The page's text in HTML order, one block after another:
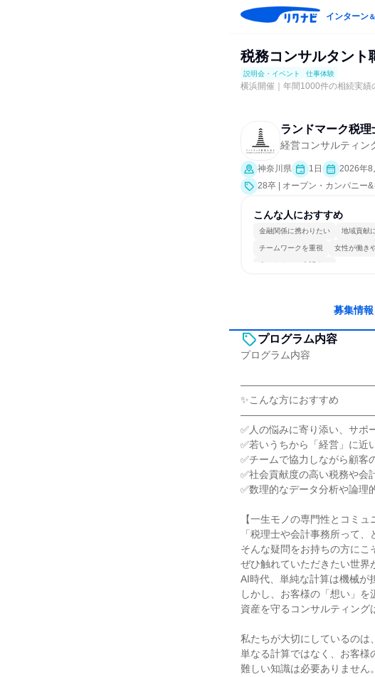
インターン＆
税務コンサルタント
説明会・イベント 仕事体験
横浜開催｜年間1000件の相続実績
ランドマーク税理
経営コンサルティン
神奈川県 1日
2026年8
28卒 | オープン・カンパニー
こんな人におすすめ
金融関係に携わりたい 地域貢献
チームワークを重視 女性が働き
人とたくさん会話する
募集情報
プログラム内容
プログラム内容
✨こんな方におすすめ
✅人の悩みに寄り添い、サポ
✅若いうちから「経営」に近
✅チームで協力しながら顧客
✅社会貢献度の高い税務や会
✅数理的なデータ分析や論理
【一生モノの専門性とコミ
「税理士や会計事務所って
そんな疑問をお持ちの方にこ
ぜひ触れていただきたい世界
AI時代、単純な計算は機械が
しかし、お客様の「想い」を
資産を守るコンサルティング
私たちが大切にしているのは、
単なる計算ではなく、お客様
難しい知識は必要ありません。